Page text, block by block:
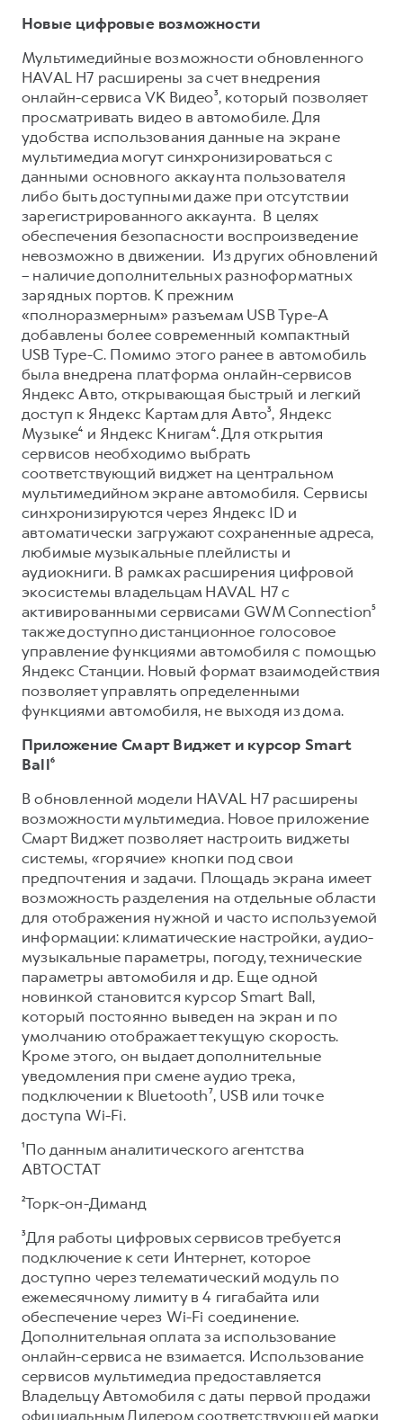
Новые цифровые возможности
Мультимедийные возможности обновленного
HAVAL H7 расширены за счет внедрения
онлайн-сервиса VK Видео³, который позволяет
просматривать видео в автомобиле. Для
удобства использования данные на экране
мультимедиа могут синхронизироваться с
данными основного аккаунта пользователя
либо быть доступными даже при отсутствии
зарегистрированного аккаунта. В целях
обеспечения безопасности воспроизведение
невозможно в движении. Из других обновлений
– наличие дополнительных разноформатных
зарядных портов. К прежним
«полноразмерным» разъемам USB Type-A
добавлены более современный компактный
USB Type-C. Помимо этого ранее в автомобиль
была внедрена платформа онлайн-сервисов
Яндекс Авто, открывающая быстрый и легкий
доступ к Яндекс Картам для Авто³, Яндекс
Музыке⁴ и Яндекс Книгам⁴. Для открытия
сервисов необходимо выбрать
соответствующий виджет на центральном
мультимедийном экране автомобиля. Сервисы
синхронизируются через Яндекс ID и
автоматически загружают сохраненные адреса,
любимые музыкальные плейлисты и
аудиокниги. В рамках расширения цифровой
экосистемы владельцам HAVAL H7 с
активированными сервисами GWM Connection⁵
также доступно дистанционное голосовое
управление функциями автомобиля с помощью
Яндекс Станции. Новый формат взаимодействия
позволяет управлять определенными
функциями автомобиля, не выходя из дома.
Приложение Смарт Виджет и курсор Smart
Ball⁶
В обновленной модели HAVAL H7 расширены
возможности мультимедиа. Новое приложение
Смарт Виджет позволяет настроить виджеты
системы, «горячие» кнопки под свои
предпочтения и задачи. Площадь экрана имеет
возможность разделения на отдельные области
для отображения нужной и часто используемой
информации: климатические настройки, аудио-
музыкальные параметры, погоду, технические
параметры автомобиля и др. Еще одной
новинкой становится курсор Smart Ball,
который постоянно выведен на экран и по
умолчанию отображает текущую скорость.
Кроме этого, он выдает дополнительные
уведомления при смене аудио трека,
подключении к Bluetooth⁷, USB или точке
доступа Wi-Fi.
¹По данным аналитического агентства
АВТОСТАТ
²Торк-он-Диманд
³Для работы цифровых сервисов требуется
подключение к сети Интернет, которое
доступно через телематический модуль по
ежемесячному лимиту в 4 гигабайта или
обеспечение через Wi-Fi соединение.
Дополнительная оплата за использование
онлайн-сервиса не взимается. Использование
сервисов мультимедиа предоставляется
Владельцу Автомобиля с даты первой продажи
официальным Дилером соответствующей марки